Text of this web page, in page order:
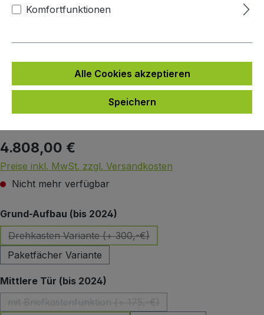
Bildergalerie überspringen
Regulärer Preis:
4.808,00 €
Preise inkl. MwSt. zzgl. Versandkosten
Nicht mehr verfügbar
Grund-Aufbau (bis 2024)
Drehkasten Variante (+ 300,-€)
(Diese Option ist zurzeit nicht verfügbar.)
Paketfächer Variante
Mittlere Tür (bis 2024)
(Diese Option ist zurzeit nicht verfügbar.)
Komfortfunktionen
Alle Cookies akzeptieren
Speichern